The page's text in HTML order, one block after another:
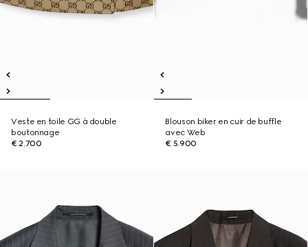
Veste en toile GG à double
boutonnage
€ 2.700
Blouson biker en cuir de buffle
avec Web
€ 5.900